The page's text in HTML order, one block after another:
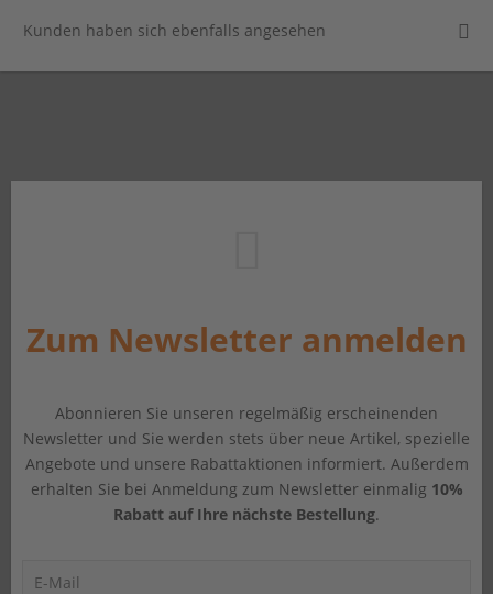
Kunden haben sich ebenfalls angesehen
Zum Newsletter anmelden
Abonnieren Sie unseren regelmäßig erscheinenden
Newsletter und Sie werden stets über neue Artikel, spezielle
Angebote und unsere Rabattaktionen informiert. Außerdem
erhalten Sie bei Anmeldung zum Newsletter einmalig 10%
Rabatt auf Ihre nächste Bestellung.